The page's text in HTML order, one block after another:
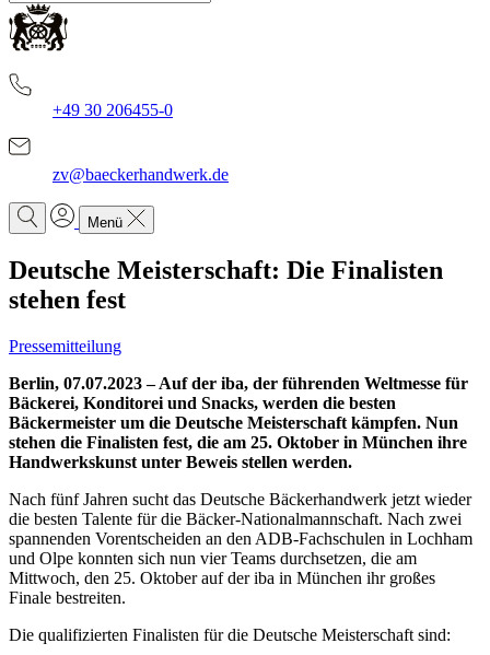
+49 30 206455-0
zv@baeckerhandwerk.de
Menü
Deutsche Meisterschaft: Die Finalisten
stehen fest
Pressemitteilung
Berlin, 07.07.2023 – Auf der iba, der führenden Weltmesse für
Bäckerei, Konditorei und Snacks, werden die besten
Bäckermeister um die Deutsche Meisterschaft kämpfen. Nun
stehen die Finalisten fest, die am 25. Oktober in München ihre
Handwerkskunst unter Beweis stellen werden.
Nach fünf Jahren sucht das Deutsche Bäckerhandwerk jetzt wieder
die besten Talente für die Bäcker-Nationalmannschaft. Nach zwei
spannenden Vorentscheiden an den ADB-Fachschulen in Lochham
und Olpe konnten sich nun vier Teams durchsetzen, die am
Mittwoch, den 25. Oktober auf der iba in München ihr großes
Finale bestreiten.
Die qualifizierten Finalisten für die Deutsche Meisterschaft sind: